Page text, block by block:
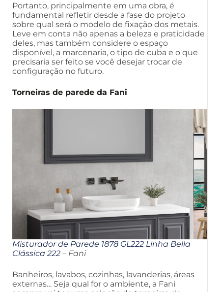
Portanto, principalmente em uma obra, é
fundamental refletir desde a fase do projeto
sobre qual será o modelo de fixação dos metais.
Leve em conta não apenas a beleza e praticidade
deles, mas também considere o espaço
disponível, a marcenaria, o tipo de cuba e o que
precisaria ser feito se você desejar trocar de
configuração no futuro.
Torneiras de parede da Fani
Misturador de Parede 1878 GL222 Linha Bella
Clássica 222 – Fani
Banheiros, lavabos, cozinhas, lavanderias, áreas
externas… Seja qual for o ambiente, a Fani